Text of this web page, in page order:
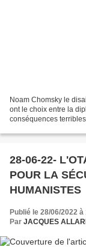
Noam Chomsky le
ont le choix entre la
conséquences
28-06-22-
POUR LA
HUMANISTES
Publié le 28/06/2022 à
Par JACQUES